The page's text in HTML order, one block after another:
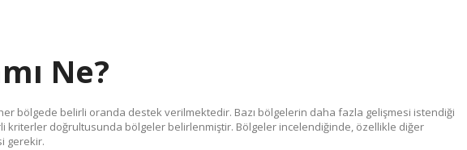
Ne?
bölgede belirli oranda destek verilmektedir. Bazı bölgelerin daha fazla gelişmesi istendiği
kriterler doğrultusunda bölgeler belirlenmiştir. Bölgeler incelendiğinde, özellikle diğer
gerekir.